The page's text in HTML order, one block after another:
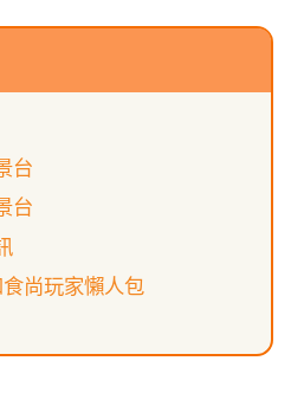
台
台
尚玩家懶人包